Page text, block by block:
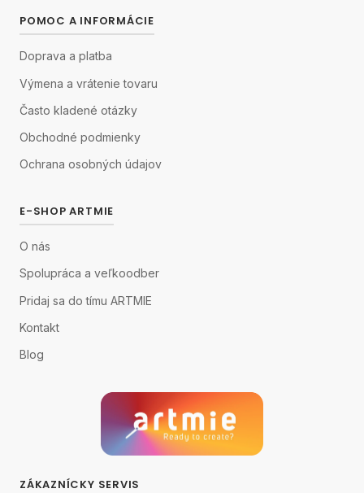
POMOC A INFORMÁCIE
Doprava a platba
Výmena a vrátenie tovaru
Často kladené otázky
Obchodné podmienky
Ochrana osobných údajov
E-SHOP ARTMIE
O nás
Spolupráca a veľkoodber
Pridaj sa do tímu ARTMIE
Kontakt
Blog
ZÁKAZNÍCKY SERVIS